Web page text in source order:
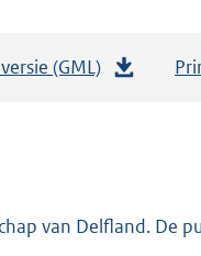
(GML)
n
van Delfland. De